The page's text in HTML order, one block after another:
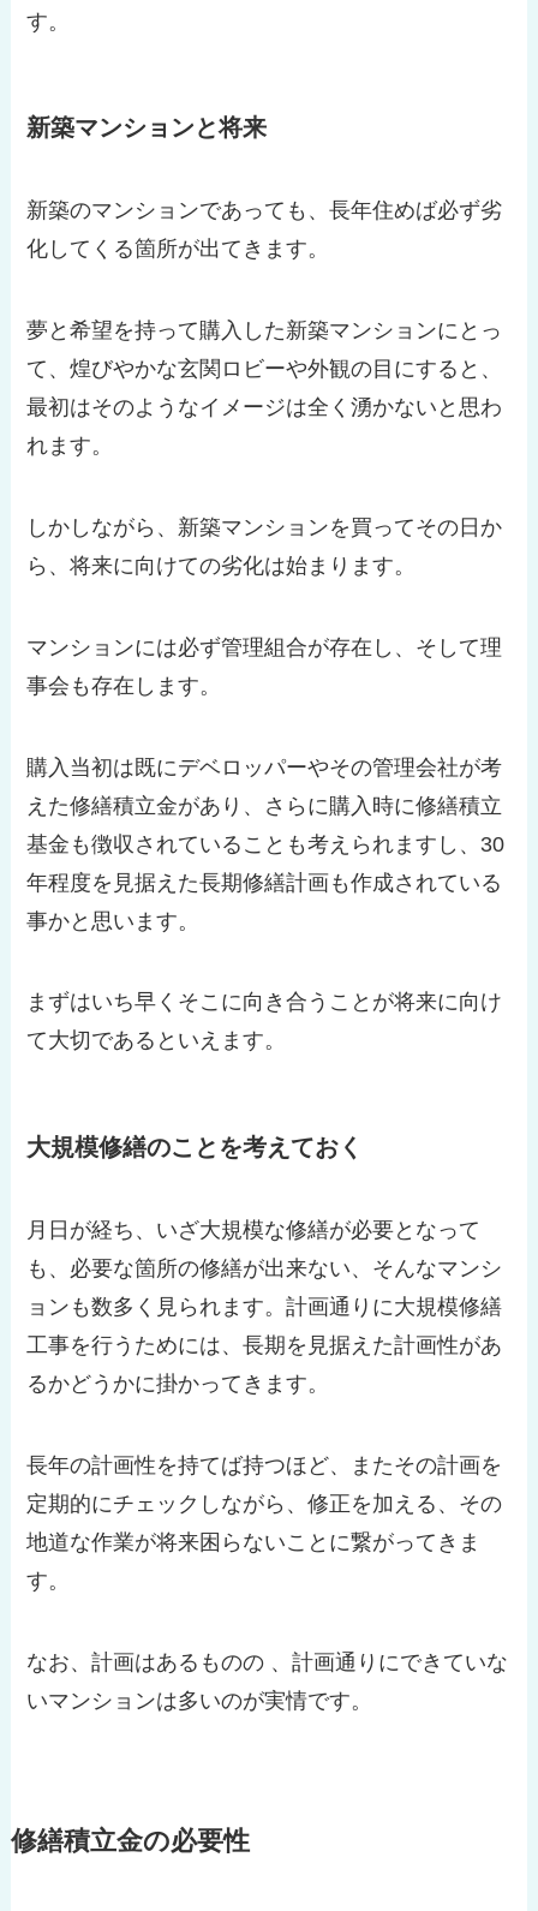
す。
新築マンションと将来
新築のマンションであっても、長年住めば必ず劣
化してくる箇所が出てきます。
夢と希望を持って購入した新築マンションにとっ
て、煌びやかな玄関ロビーや外観の目にすると、
最初はそのようなイメージは全く湧かないと思わ
れます。
しかしながら、新築マンションを買ってその日か
ら、将来に向けての劣化は始まります。
マンションには必ず管理組合が存在し、そして理
事会も存在します。
購入当初は既にデベロッパーやその管理会社が考
えた修繕積立金があり、さらに購入時に修繕積立
基金も徴収されていることも考えられますし、30
年程度を見据えた長期修繕計画も作成されている
事かと思います。
まずはいち早くそこに向き合うことが将来に向け
て大切であるといえます。
大規模修繕のことを考えておく
月日が経ち、いざ大規模な修繕が必要となって
も、必要な箇所の修繕が出来ない、そんなマンシ
ョンも数多く見られます。計画通りに大規模修繕
工事を行うためには、長期を見据えた計画性があ
るかどうかに掛かってきます。
長年の計画性を持てば持つほど、またその計画を
定期的にチェックしながら、修正を加える、その
地道な作業が将来困らないことに繋がってきま
す。
なお、計画はあるものの 、計画通りにできていな
いマンションは多いのが実情です。
修繕積立金の必要性